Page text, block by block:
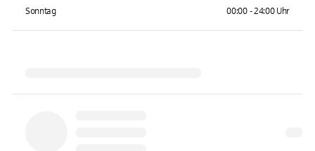
Sonntag 00:00 - 24:00 Uhr